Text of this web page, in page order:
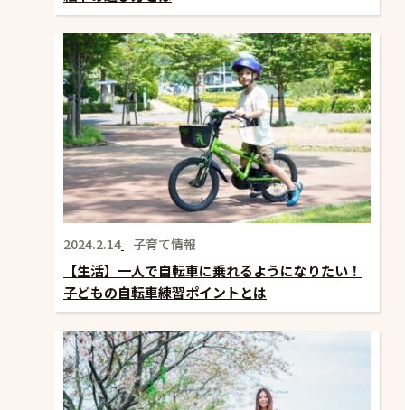
2024.2.14 子育て情報
【生活】一人で自転車に乗れるようになりたい！
子どもの自転車練習ポイントとは